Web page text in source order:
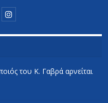
του Κ. Γαβρά αρνείται